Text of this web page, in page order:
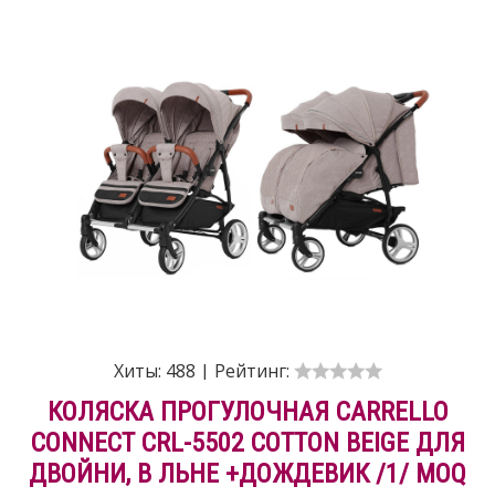
Хиты: 488 | Рейтинг:
КОЛЯСКА ПРОГУЛОЧНАЯ CARRELLO
CONNECT CRL-5502 COTTON BEIGE ДЛЯ
ДВОЙНИ, В ЛЬНЕ +ДОЖДЕВИК /1/ MOQ